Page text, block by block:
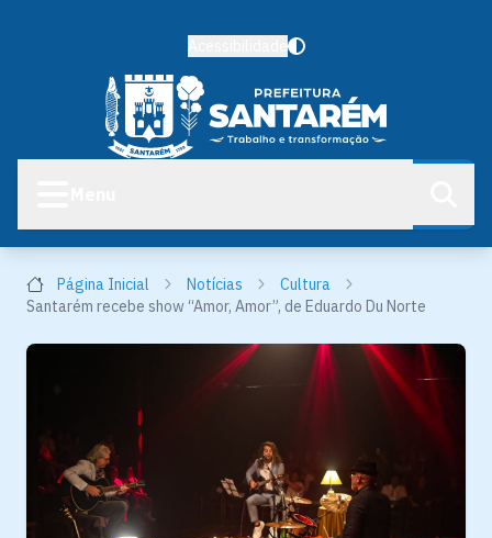
Página Inicial Notícias
Cultura
Santarém recebe show “Amor, Amor”, de Eduardo Du Norte